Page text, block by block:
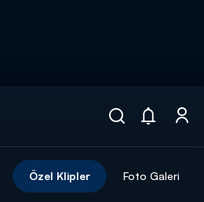
Özel Klipler Foto Galeri